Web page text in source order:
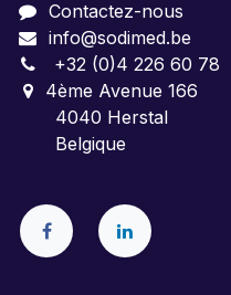
Contactez-nous
info@sodimed.be
+32 (0)4 226 60 78
4ème Avenue 166
4040 Herstal
Belgique